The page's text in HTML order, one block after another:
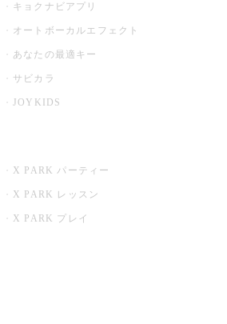
キョクナビアプリ
オートボーカルエフェクト
あなたの最適キー
サビカラ
JOYKIDS
X PARK パーティー
X PARK レッスン
X PARK プレイ